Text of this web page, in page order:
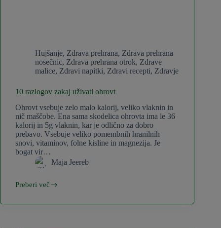
Hujšanje, Zdrava prehrana, Zdrava prehrana
nosečnic, Zdrava prehrana otrok, Zdrave
malice, Zdravi napitki, Zdravi recepti, Zdravje
10 razlogov zakaj uživati ohrovt
Ohrovt vsebuje zelo malo kalorij, veliko vlaknin in
nič maščobe. Ena sama skodelica ohrovta ima le 36
kalorij in 5g vlaknin, kar je odlično za dobro
prebavo. Vsebuje veliko pomembnih hranilnih
snovi, vitaminov, folne kisline in magnezija. Je
bogat vir…
Maja Jeereb
Preberi več
10
zakaj